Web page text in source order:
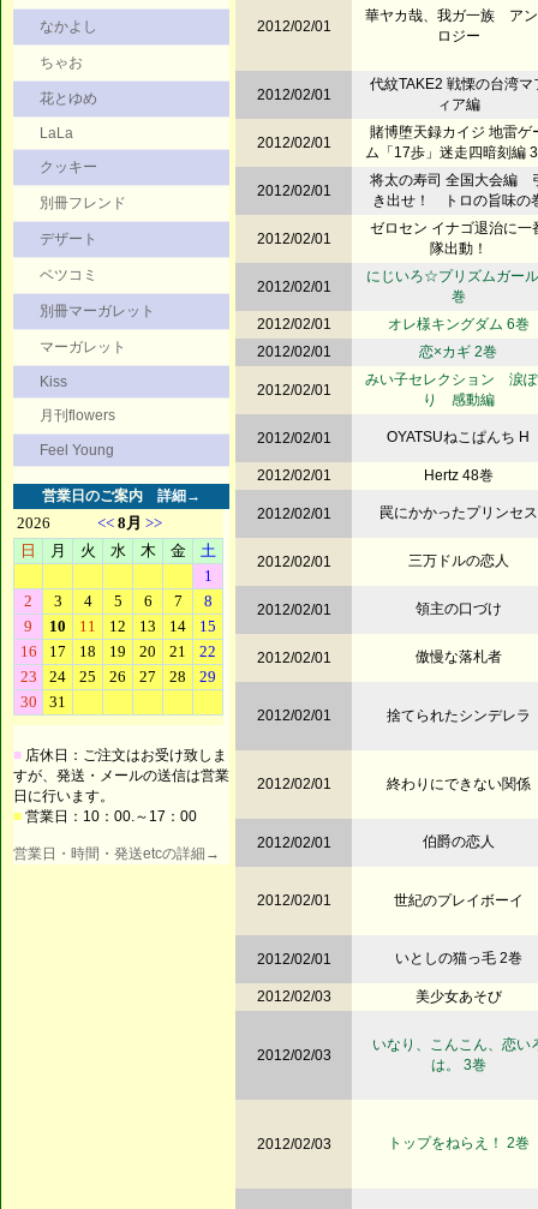
なかよし
ちゃお
花とゆめ
LaLa
クッキー
別冊フレンド
デザート
ベツコミ
別冊マーガレット
マーガレット
Kiss
月刊flowers
Feel Young
営業日のご案内 詳細→
■ 店休日：ご注文はお受け致しま
すが、発送・メールの送信は営業
日に行います。
■ 営業日：10：00.～17：00
営業日・時間・発送etcの詳細→
2012/02/01
華ヤカ哉、我ガ一族 ア
ロジー
2012/02/01
代紋TAKE2 戦慄の台湾マ
ィア編
2012/02/01
賭博堕天録カイジ 地雷ゲ
ム「17歩」迷走四暗刻編
2012/02/01
将太の寿司 全国大会編
き出せ！ トロの旨味の
2012/02/01
ゼロセン イナゴ退治に一
隊出動！
2012/02/01
にじいろ☆プリズムガー
巻
2012/02/01
オレ様キングダム 6巻
2012/02/01
恋×カギ 2巻
2012/02/01
みい子セレクション 涙
り 感動編
2012/02/01 OYATSUねこぱんち H
2012/02/01 Hertz 48巻
2012/02/01 罠にかかったプリンセス
2012/02/01 三万ドルの恋人
2012/02/01 領主の口づけ
2012/02/01 傲慢な落札者
2012/02/01 捨てられたシンデレラ
2012/02/01 終わりにできない関係
2012/02/01 伯爵の恋人
2012/02/01 世紀のプレイボーイ
2012/02/01 いとしの猫っ毛 2巻
2012/02/03 美少女あそび
2012/02/03
いなり、こんこん、恋い
は。 3巻
2012/02/03 トップをねらえ！ 2巻